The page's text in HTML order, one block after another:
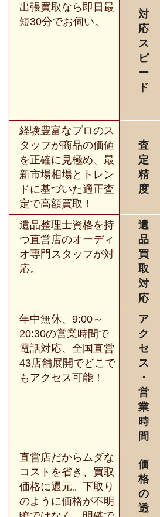
出張買取なら即日最
短30分でお伺い。
対
応
ス
ピ
ー
ド
経験豊富なプロのス
タッフが商品の価値
を正確に見極め、最
新市場相場とトレン
ドに基づいた適正査
定で高額買取！
査
定
精
度
遺品整理士資格を持
つ直営店のオーディ
オ専門スタッフが対
応。
遺
品
買
取
対
応
年中無休、9:00～
20:30の営業時間で
電話対応、全国直営
43店舗展開でどこで
もアクセス可能！
ア
ク
セ
ス
・
営
業
時
間
直営店だからムダな
コストを省き、買取
価格に還元。下取り
のように価格が不明
価
格
の
透